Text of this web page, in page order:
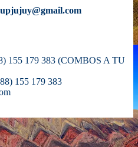
155 179 383 (COMBOS A TU
155 179 383